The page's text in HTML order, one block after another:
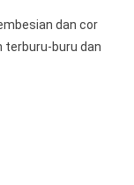
dan cor
terburu-buru dan